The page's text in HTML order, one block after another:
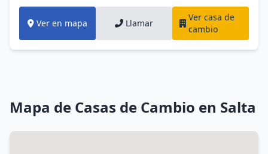
Ver en mapa Llamar
Ver casa de
cambio
Mapa de Casas de Cambio en Salta